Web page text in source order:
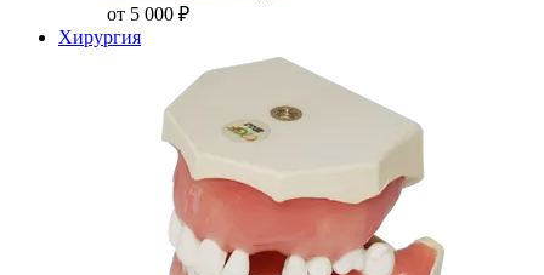
от 5 000 ₽
Хирургия